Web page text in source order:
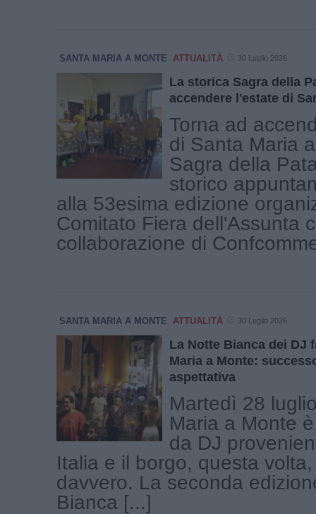
SANTA MARIA A MONTE ATTUALITÀ 30 Luglio 2026
La storica Sagra della
accendere l'estate di
Torna ad
di Santa Maria
Sagra della
storico
alla 53esima edizione
Comitato Fiera dell'Assunta
collaborazione di
SANTA MARIA A MONTE ATTUALITÀ 30 Luglio 2026
La Notte Bianca dei DJ
Maria a Monte:
aspettativa
Martedì 28
Maria a Monte
da DJ
Italia e il borgo, questa
davvero. La seconda
Bianca [...]